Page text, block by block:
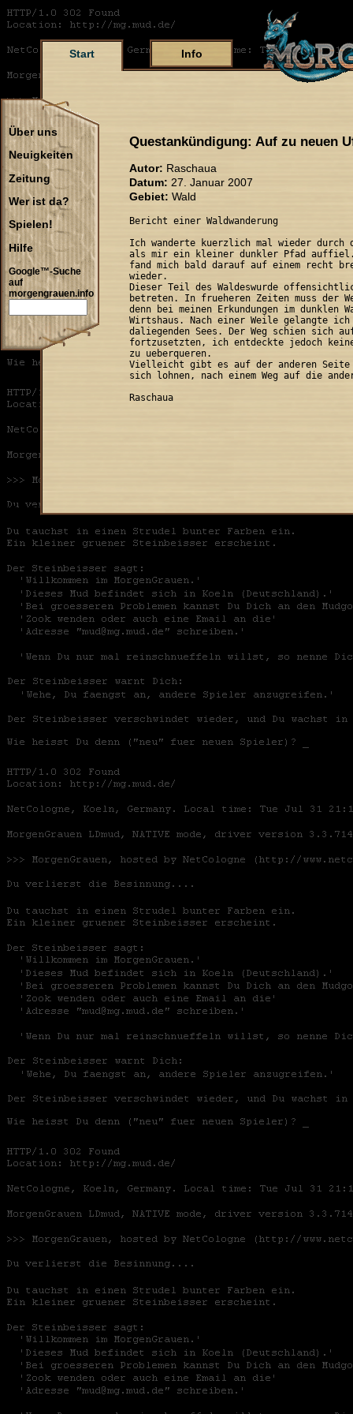
Start Info
Über uns
Neuigkeiten
Zeitung
Wer ist da?
Spielen!
Hilfe
Google™-Suche
auf
morgengrauen.info
Questankündigung: Auf zu neuen
Autor: Raschaua
Datum: 27. Januar 2007
Gebiet: Wald
Bericht einer Waldwanderung
Ich wanderte kuerzlich mal wieder durch
als mir ein kleiner dunkler Pfad
fand mich bald darauf auf einem recht
wieder.
Dieser Teil des Waldeswurde
betreten. In frueheren Zeiten muss der
denn bei meinen Erkundungen im
Wirtshaus. Nach einer Weile gelangte
daliegenden Sees. Der Weg schien sich
fortzusetzten, ich entdeckte jedoch
zu ueberqueren.
Vielleicht gibt es auf der anderen Seite
sich lohnen, nach einem Weg auf die
Raschaua
[an error occurred while processing this directive]